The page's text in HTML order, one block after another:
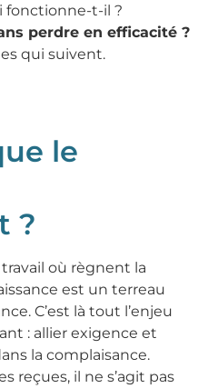
fonctionne-t-il ?
perdre en efficacité ?
qui suivent.
le
?
où règnent la
est un terreau
C’est là tout l’enjeu
: allier exigence et
la complaisance.
reçues, il ne s’agit pas